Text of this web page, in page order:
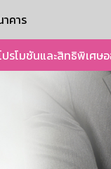
คาร
ปรโมชันและสิทธิพิเศษ